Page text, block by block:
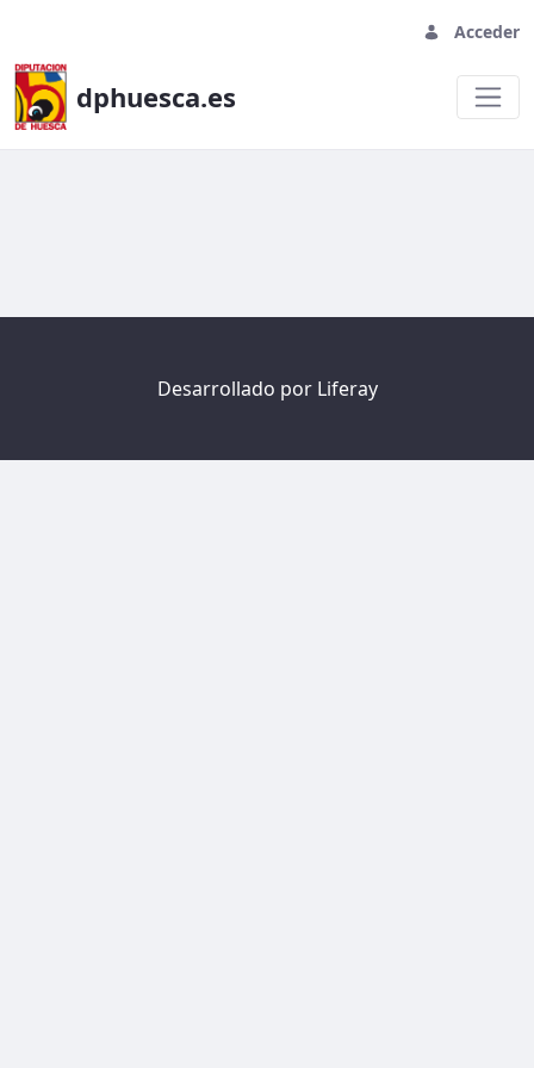
Acceder
dphuesca.es
Desarrollado por Liferay